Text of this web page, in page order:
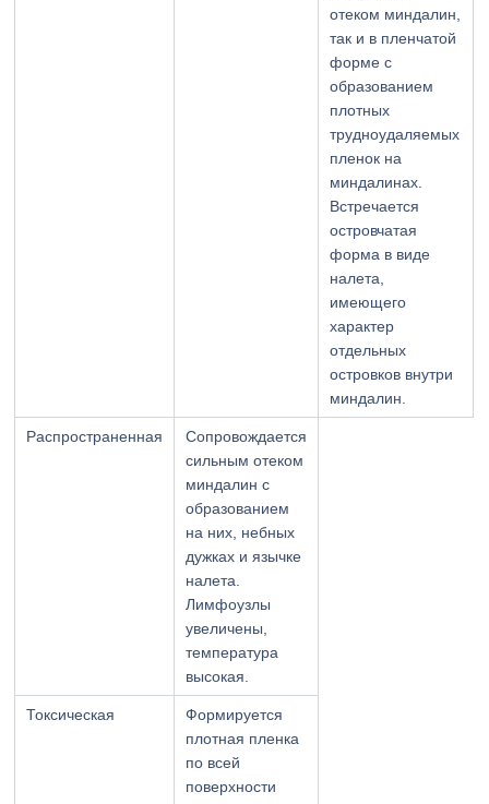
отеком миндалин,
так и в пленчатой
форме с
образованием
плотных
трудноудаляемых
пленок на
миндалинах.
Встречается
островчатая
форма в виде
налета,
имеющего
характер
отдельных
островков внутри
миндалин.
Распространенная
Сопровождается
сильным отеком
миндалин с
образованием
на них, небных
дужках и язычке
налета.
Лимфоузлы
увеличены,
температура
высокая.
Токсическая
Формируется
плотная пленка
по всей
поверхности